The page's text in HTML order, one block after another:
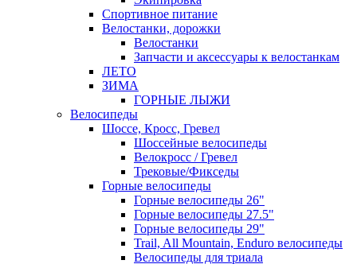
Спортивное питание
Велостанки, дорожки
Велостанки
Запчасти и аксессуары к велостанкам
ЛЕТО
ЗИМА
ГОРНЫЕ ЛЫЖИ
Велосипеды
Шоссе, Кросс, Гревел
Шоссейные велосипеды
Велокросс / Гревел
Трековые/Фикседы
Горные велосипеды
Горные велосипеды 26"
Горные велосипеды 27.5"
Горные велосипеды 29"
Trail, All Mountain, Enduro велосипеды
Велосипеды для триала